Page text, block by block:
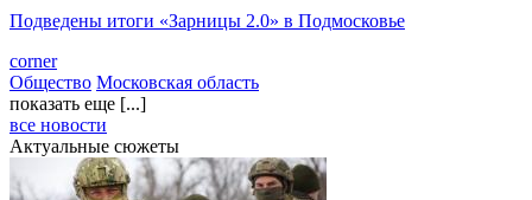
Подведены итоги «Зарницы 2.0» в Подмосковье
corner
Общество Московская область
показать еще [...]
все новости
Актуальные сюжеты